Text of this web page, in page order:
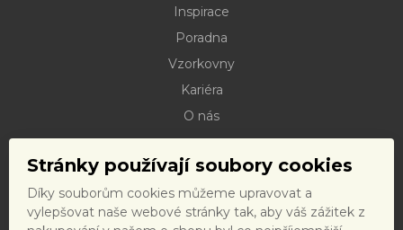
Stránky používají soubory cookies
Díky souborům cookies můžeme upravovat a
vylepšovat naše webové stránky tak, aby váš zážitek z
Inspirace
Poradna
Vzorkovny
Kariéra
O nás
Dokumenty ke stažení
Doprava